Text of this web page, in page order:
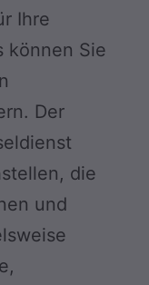
Ihre
können Sie
Der
die
und